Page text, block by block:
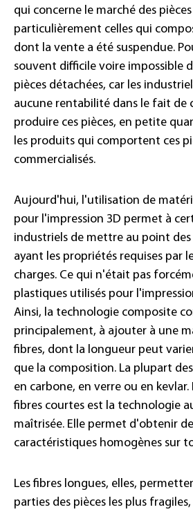
qui concerne le marché des
particulièrement celles qui
dont la vente a été suspendue.
souvent difficile voire impossible
pièces détachées, car les
aucune rentabilité dans le fait de
produire ces pièces, en petite
les produits qui comportent ces
commercialisés.
Aujourd'hui, l'utilisation de
pour l'impression 3D permet à
industriels de mettre au point
ayant les propriétés requises par
charges. Ce qui n'était pas
plastiques utilisés pour
Ainsi, la technologie composite
principalement, à ajouter à une
fibres, dont la longueur peut
que la composition. La plupart
en carbone, en verre ou en kevlar.
fibres courtes est la technologie
maîtrisée. Elle permet d'obtenir
caractéristiques homogènes sur
Les fibres longues, elles,
parties des pièces les plus